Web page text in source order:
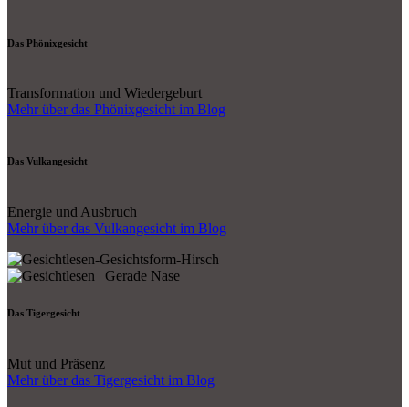
Das Phönixgesicht
Transformation und Wiedergeburt
Mehr über das Phönixgesicht im Blog
Das Vulkangesicht
Energie und Ausbruch
Mehr über das Vulkangesicht im Blog
Das Tigergesicht
Mut und Präsenz
Mehr über das Tigergesicht im Blog